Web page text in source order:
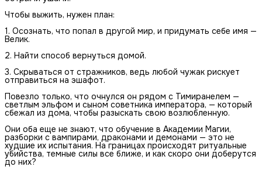
Чтобы выжить, нужен план:
1. Осознать, что попал в другой мир, и придумать себе имя —
Велик.
2. Найти способ вернуться домой.
3. Скрываться от стражников, ведь любой чужак рискует
отправиться на эшафот.
Повезло только, что очнулся он рядом с Тимиранелем —
светлым эльфом и сыном советника императора, — который
сбежал из дома, чтобы разыскать свою возлюбленную.
Они оба еще не знают, что обучение в Академии Магии,
разборки с вампирами, драконами и демонами — это не
худшие их испытания. На границах происходят ритуальные
убийства, темные силы все ближе, и как скоро они доберутся
до них?